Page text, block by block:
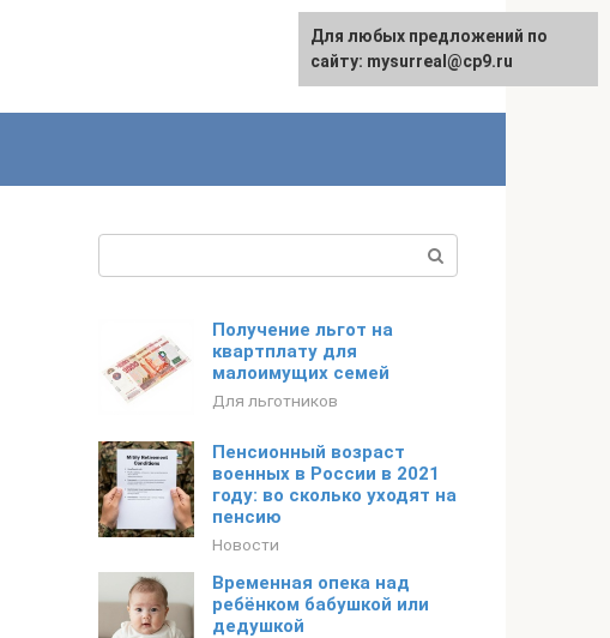
Получение льгот на
квартплату для
малоимущих семей
Для льготников
Пенсионный возраст
военных в России в 2021
году: во сколько уходят на
пенсию
Новости
Временная опека над
ребёнком бабушкой или
дедушкой
Для любых предложений по
сайту: mysurreal@cp9.ru